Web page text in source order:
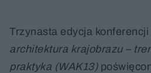
Trzynasta edycja konferencji
architektura krajobrazu –
praktyka (WAK13)